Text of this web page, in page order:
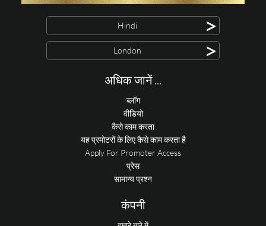
Hindi >
London >
अधिक जानें ...
ब्लॉग
वीडियो
कैसे काम करता
यह प्रमोटरों के लिए कैसे काम करता है
Apply For Promoter Access
प्रेस
सामान्य प्रश्न
कंपनी